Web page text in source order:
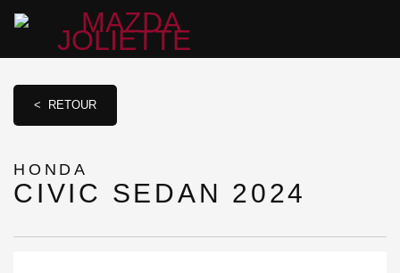
< RETOUR
HONDA
CIVIC SEDAN 2024